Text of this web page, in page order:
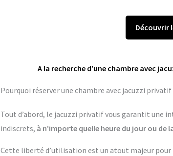
Découvrir
A la recherche d’une chambre avec
Pourquoi réserver une chambre avec jacuzzi privatif
Tout d’abord, le jacuzzi privatif vous garantit une
indiscrets, à n’importe quelle heure du jour ou de
Cette liberté d’utilisation est un atout majeur pour